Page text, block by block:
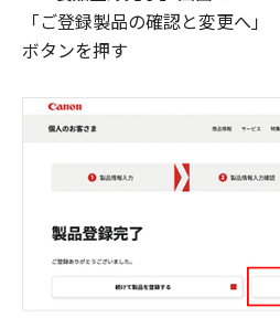
「ご登録製品の確認と変更へ」
ボタンを押す